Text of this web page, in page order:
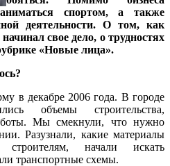
спортом, а также
деятельности. О том, как
свое дело, о трудностях
«Новые лица».
в декабре 2006 года. В городе
объемы строительства,
Мы смекнули, что нужно
Разузнали, какие материалы
начали искать
транспортные схемы.